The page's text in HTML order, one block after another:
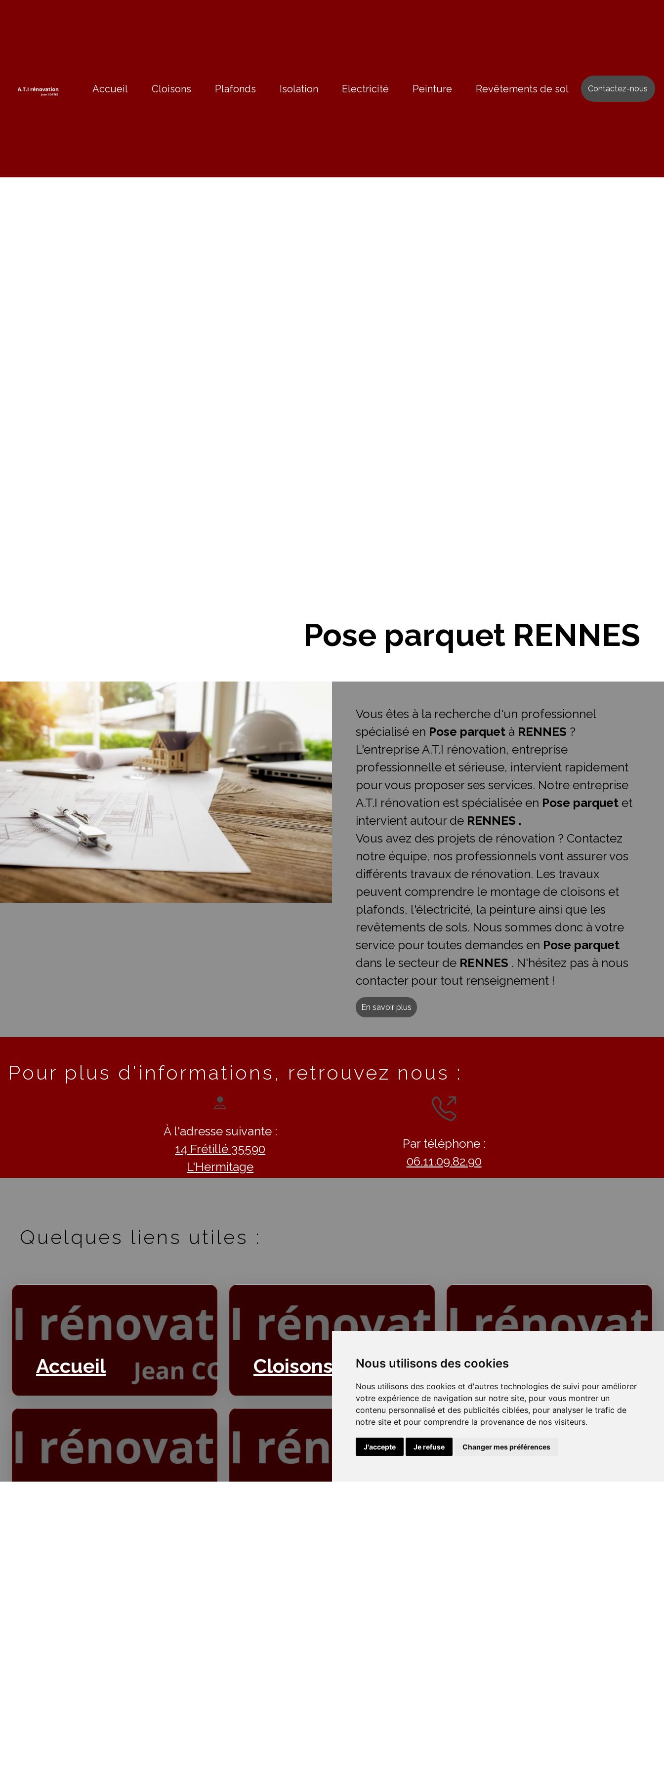
Nous utilisons des cookies
Nous utilisons des cookies et d'autres technologies de suivi pour améliorer
votre expérience de navigation sur notre site, pour vous montrer un
contenu personnalisé et des publicités ciblées, pour analyser le trafic de
notre site et pour comprendre la provenance de nos visiteurs.
J'accepte Je refuse Changer mes préférences
Accueil Cloisons Plafonds Isolation Electricité Peinture Revêtements de sol Contactez-nous
Pose parquet RENNES
Vous êtes à la recherche d'un professionnel
spécialisé en Pose parquet à RENNES ?
L'entreprise A.T.I rénovation, entreprise
professionnelle et sérieuse, intervient rapidement
pour vous proposer ses services. Notre entreprise
A.T.I rénovation est spécialisée en Pose parquet et
intervient autour de RENNES .
Vous avez des projets de rénovation ? Contactez
notre équipe, nos professionnels vont assurer vos
différents travaux de rénovation. Les travaux
peuvent comprendre le montage de cloisons et
plafonds, l'électricité, la peinture ainsi que les
revêtements de sols. Nous sommes donc à votre
service pour toutes demandes en Pose parquet
dans le secteur de RENNES . N'hésitez pas à nous
contacter pour tout renseignement !
En savoir plus
Pour plus d'informations, retrouvez nous :
À l'adresse suivante :
14 Frétillé 35590
L'Hermitage
Par téléphone :
06.11.09.82.90
Quelques liens utiles :
Accueil Cloisons Plafonds
Isolation Electricité